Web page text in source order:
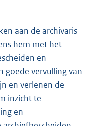
aan de archivaris
hem met het
en
goede vervulling van
en verlenen de
inzicht te
en